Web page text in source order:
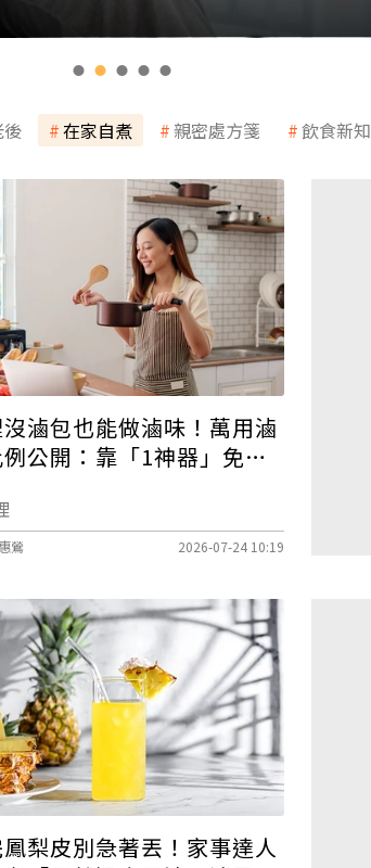
在家自煮 親密處方箋 飲食新知
滷包也能做滷味！萬用滷
公開：靠「1神器」免顧
鶯 2026-07-24 10:19
梨皮別急著丟！家事達人